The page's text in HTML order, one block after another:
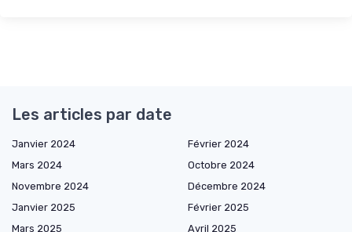
Les articles par date
Janvier 2024
Février 2024
Mars 2024
Octobre 2024
Novembre 2024
Décembre 2024
Janvier 2025
Février 2025
Mars 2025
Avril 2025